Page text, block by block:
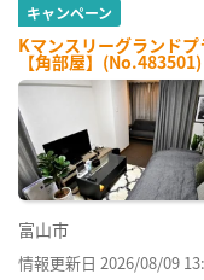
キャンペーン
Kマンスリーグランド
【角部屋】(No.483501)
富山市
情報更新日 2026/08/09